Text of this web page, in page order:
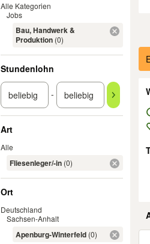
Alle Kategorien
Jobs
Bau, Handwerk &
Produktion (0)
Stundenlohn
-
Art
Alle
Fliesenleger/-in (0)
Ort
Deutschland
Sachsen-Anhalt
Apenburg-Winterfeld (0)